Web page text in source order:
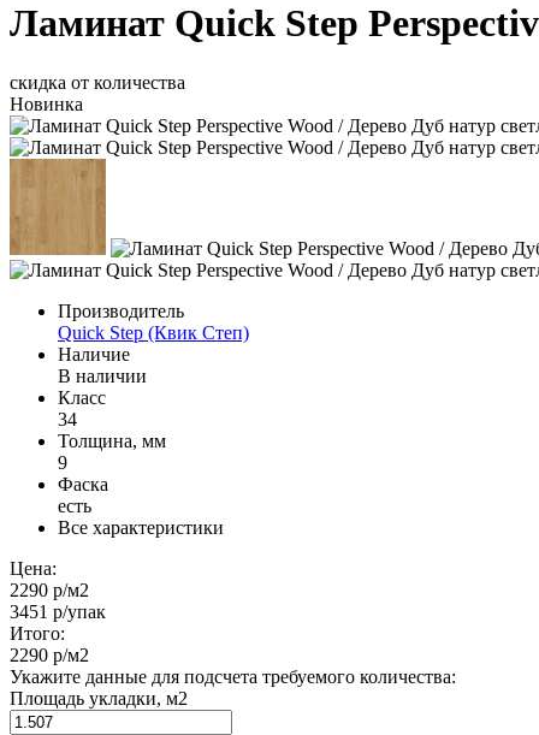
Ламинат Quick Step
скидка от количества
Новинка
Производитель
Quick Step (Квик Степ)
Наличие
В наличии
Класс
34
Толщина, мм
9
Фаска
есть
Все характеристики
Цена:
2290 р/м2
3451 р/упак
Итого:
2290 р/м2
Укажите данные для подсчета требуемого количества:
Площадь укладки, м2